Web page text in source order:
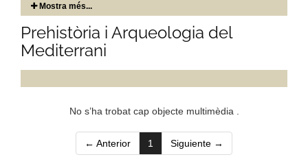
Mostra més...
Prehistòria i Arqueologia del
Mediterrani
No s’ha trobat cap objecte multimèdia .
← Anterior 1 (current)
Siguiente →